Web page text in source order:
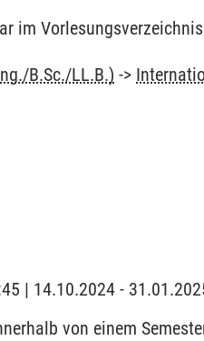
im
B.Sc./LL.B.) ->
| 14.10.2024 -
von einem